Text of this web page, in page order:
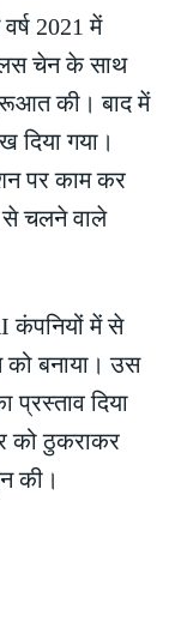
2021 में
चेन के साथ
की। बाद में
गया।
पर काम कर
से चलने वाले
कंपनियों में से
बनाया। उस
दिया
को ठुकराकर
की।